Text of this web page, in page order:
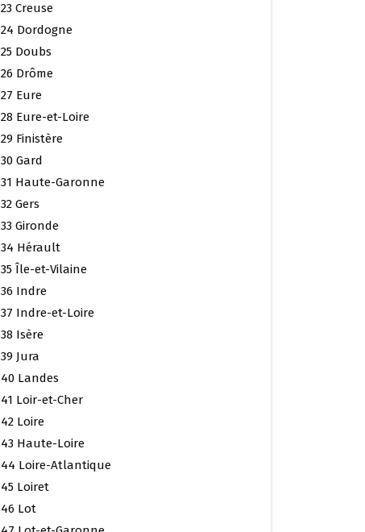
23 Creuse
24 Dordogne
25 Doubs
26 Drôme
27 Eure
28 Eure-et-Loire
29 Finistère
30 Gard
31 Haute-Garonne
32 Gers
33 Gironde
34 Hérault
35 Île-et-Vilaine
36 Indre
37 Indre-et-Loire
38 Isère
39 Jura
40 Landes
41 Loir-et-Cher
42 Loire
43 Haute-Loire
44 Loire-Atlantique
45 Loiret
46 Lot